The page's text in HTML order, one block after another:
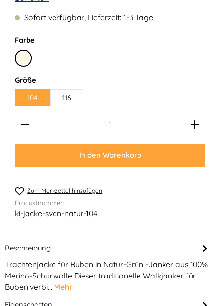
Sofort verfügbar, Lieferzeit: 1-3 Tage
Farbeauswählen
Natur-Meliert
Größeauswählen
104 116
Produkt Anzahl: Gib den gewünschten Wert ein
In den Warenkorb
Zum Merkzettel hinzufügen
Produktnummer:
ki-jacke-sven-natur-104
Beschreibung
Trachtenjacke für Buben in Natur-Grün -Janker aus 100%
Merino-Schurwolle Dieser traditionelle Walkjanker für
Buben verbi… Mehr